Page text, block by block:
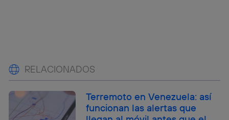
RELACIONADOS
Terremoto en Venezuela: así
funcionan las alertas que